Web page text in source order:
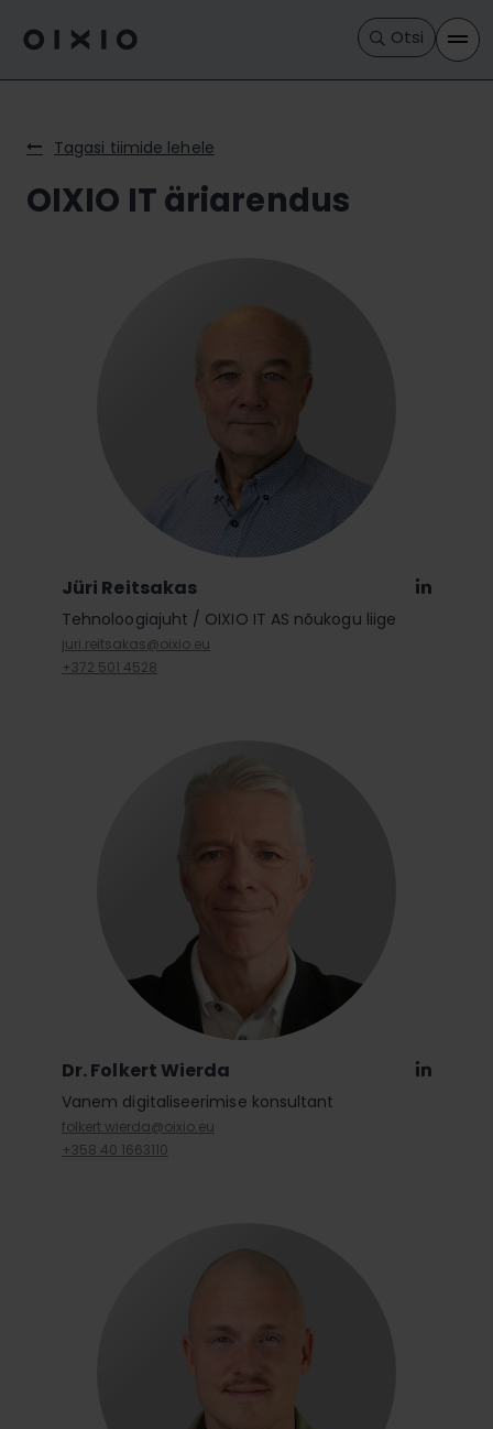
Otsi
Tagasi tiimide lehele
OIXIO IT äriarendus
Jüri Reitsakas
Tehnoloogiajuht / OIXIO IT AS nõukogu liige
juri.reitsakas@oixio.eu
+372 501 4528
Dr. Folkert Wierda
Vanem digitaliseerimise konsultant
folkert.wierda@oixio.eu
+358 40 1663110